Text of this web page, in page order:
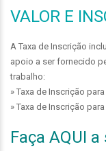
VALOR E
A Taxa de Inscrição
apoio a ser fornecido
trabalho:
» Taxa de Inscrição
» Taxa de Inscrição
Faça AQUI